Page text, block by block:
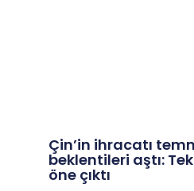
Çin’in ihracatı
beklentileri aştı:
öne çıktı